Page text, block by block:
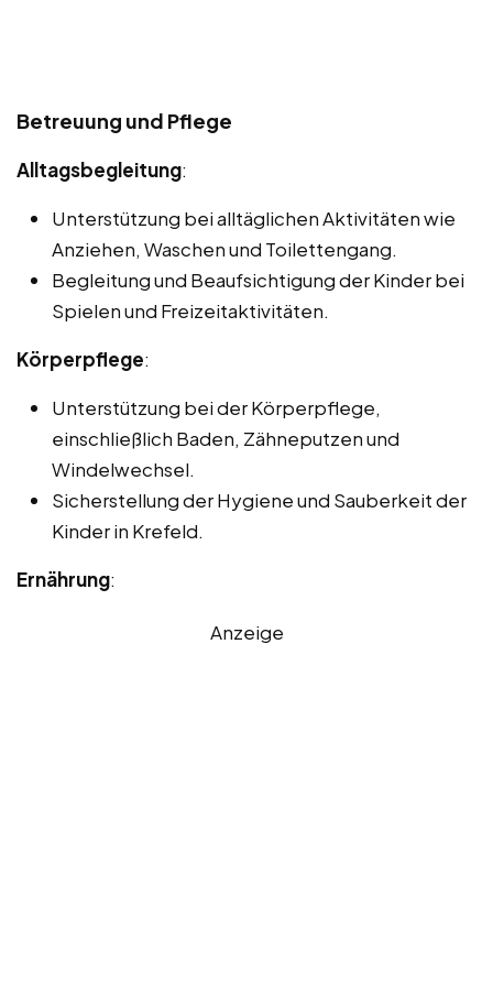
Betreuung und Pflege
Alltagsbegleitung:
Unterstützung bei alltäglichen Aktivitäten wie
Anziehen, Waschen und Toilettengang.
Begleitung und Beaufsichtigung der Kinder bei
Spielen und Freizeitaktivitäten.
Körperpflege:
Unterstützung bei der Körperpflege,
einschließlich Baden, Zähneputzen und
Windelwechsel.
Sicherstellung der Hygiene und Sauberkeit der
Kinder in Krefeld.
Ernährung:
Anzeige